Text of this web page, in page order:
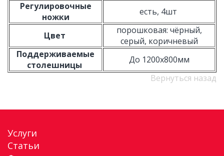
Регулировочные
ножки
есть, 4шт
Цвет
порошковая: чёрный,
серый, коричневый
Поддерживаемые
столешницы
До 1200х800мм
Вернуться назад
Услуги
Статьи